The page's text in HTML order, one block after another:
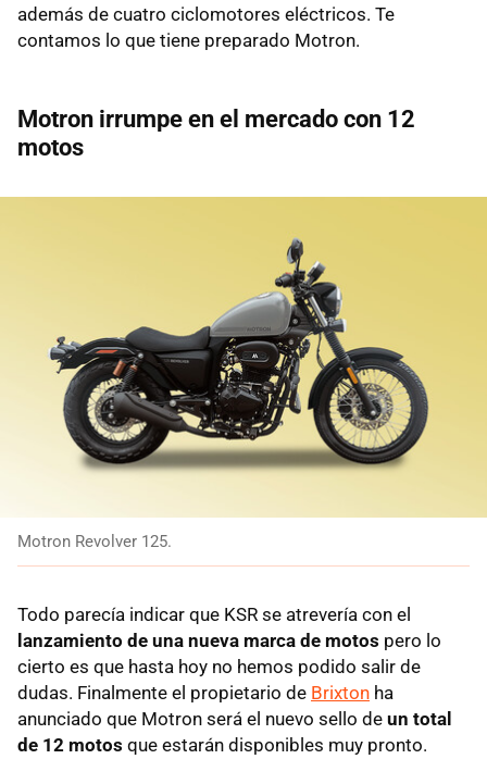
además de cuatro ciclomotores eléctricos. Te
contamos lo que tiene preparado Motron.
Motron irrumpe en el mercado con 12
motos
Motron Revolver 125.
Todo parecía indicar que KSR se atrevería con el
lanzamiento de una nueva marca de motos pero lo
cierto es que hasta hoy no hemos podido salir de
dudas. Finalmente el propietario de Brixton ha
anunciado que Motron será el nuevo sello de un total
de 12 motos que estarán disponibles muy pronto.